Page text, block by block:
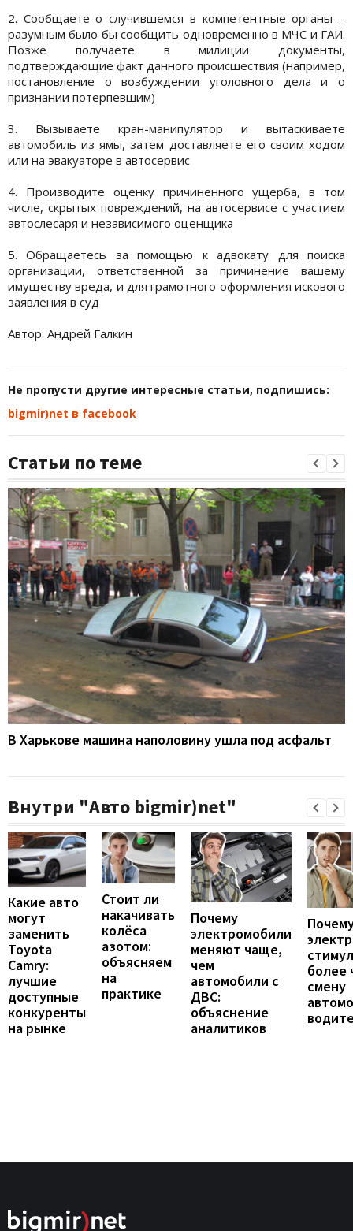
2. Сообщаете о случившемся в компетентные органы –
разумным было бы сообщить одновременно в МЧС и ГАИ.
Позже получаете в милиции документы,
подтверждающие факт данного происшествия (например,
постановление о возбуждении уголовного дела и о
признании потерпевшим)
3. Вызываете кран-манипулятор и вытаскиваете
автомобиль из ямы, затем доставляете его своим ходом
или на эвакуаторе в автосервис
4. Производите оценку причиненного ущерба, в том
числе, скрытых повреждений, на автосервисе с участием
автослесаря и независимого оценщика
5. Обращаетесь за помощью к адвокату для поиска
организации, ответственной за причинение вашему
имуществу вреда, и для грамотного оформления искового
заявления в суд
Автор: Андрей Галкин
Не пропусти другие интересные статьи, подпишись:
bigmir)net в facebook
Статьи по теме
В Харькове машина наполовину ушла под асфальт
Внутри "Авто bigmir)net"
Какие авто
могут
заменить
Toyota
Camry:
лучшие
доступные
конкуренты
на рынке
Стоит ли
накачивать
колёса
азотом:
объясняем
на
практике
Почему
электромобили
меняют чаще,
чем
автомобили с
ДВС:
объяснение
аналитиков
более
смену